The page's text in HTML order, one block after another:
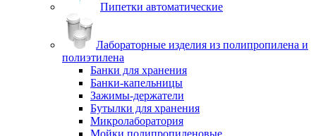
Пипетки автоматические
Лабораторные изделия из полипропилена и
полиэтилена
Банки для хранения
Банки-капельницы
Зажимы-держатели
Бутылки для хранения
Микролаборатория
Мойки полипропиленовые